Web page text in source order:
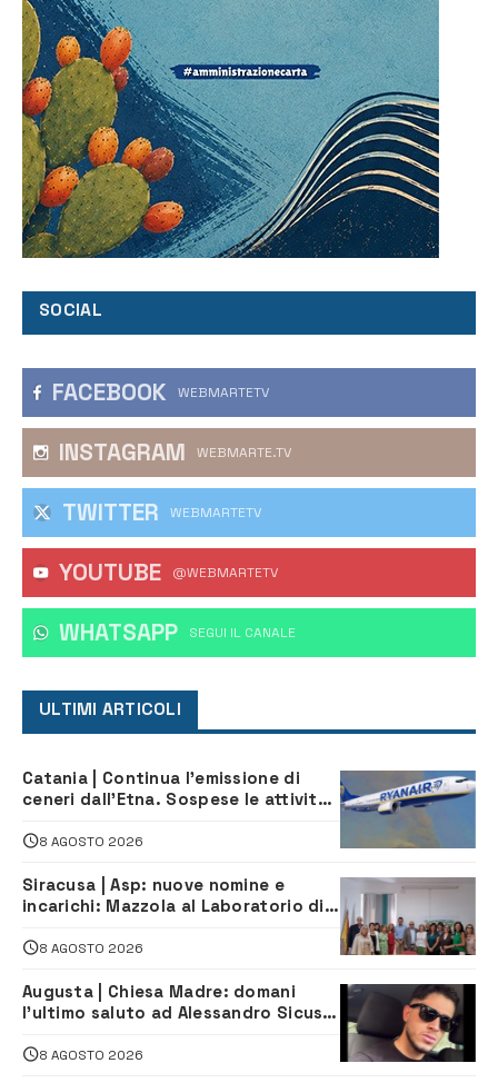
SOCIAL
FACEBOOK WEBMARTETV
INSTAGRAM WEBMARTE.TV
TWITTER WEBMARTETV
YOUTUBE @WEBMARTETV
WHATSAPP ‎SEGUI IL CANALE
ULTIMI ARTICOLI
Catania | Continua l’emissione di
ceneri dall’Etna. Sospese le attività
8 AGOSTO 2026
Siracusa | Asp: nuove nomine e
incarichi: Mazzola al Laboratorio di
Servizio Legale
8 AGOSTO 2026
Augusta | Chiesa Madre: domani
l’ultimo saluto ad Alessandro Sicuso,
8 AGOSTO 2026